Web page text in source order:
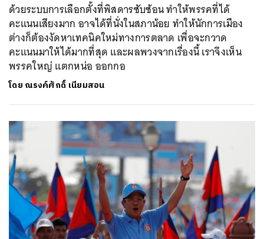
ด้วยระบบการเลือกตั้งที่พิสดารซับซ้อน ทำให้พรรคที่ได้
คะแนนเสียงมาก อาจได้ที่นั่งในสภาน้อย ทำให้นักการเมือง
ต่างก็ต้องงัดหาเทคนิคใหม่ทางการตลาด เพื่อจะกวาด
คะแนนมาให้ได้มากที่สุด และผลพวงจากเรื่องนี้ เราจึงเห็น
พรรคใหญ่ แตกหน่อ ออกกอ
โดย ณรงค์ศักดิ์ เนียมสอน
SHARE TWEET LINE EMAIL